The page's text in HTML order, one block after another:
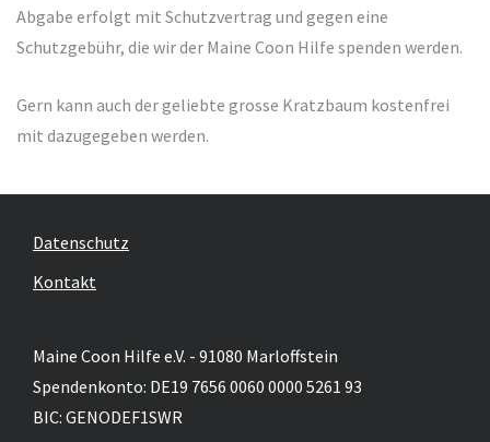
Abgabe erfolgt mit Schutzvertrag und gegen eine
Schutzgebühr, die wir der Maine Coon Hilfe spenden werden.
Gern kann auch der geliebte grosse Kratzbaum kostenfrei
mit dazugegeben werden.
Datenschutz
Kontakt
Maine Coon Hilfe e.V. - 91080 Marloffstein
Spendenkonto: DE19 7656 0060 0000 5261 93
BIC: GENODEF1SWR